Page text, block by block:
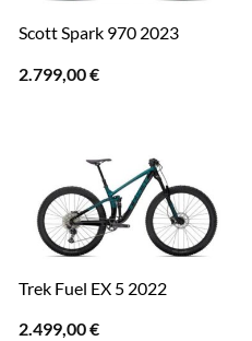
Scott Spark 970 2023
2.799,00€
Trek Fuel EX 5 2022
2.499,00€